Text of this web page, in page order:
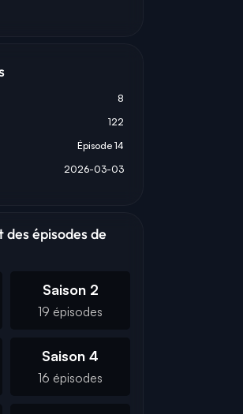
8
122
Épisode 14
2026-03-03
des épisodes de
Saison 2
19 épisodes
Saison 4
16 épisodes